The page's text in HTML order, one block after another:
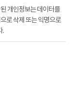
개인정보는 데이터를
로 삭제 또는 익명으로
.